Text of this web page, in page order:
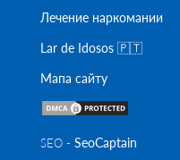
Лечение наркомании
Lar de Idosos 🇵🇹
Мапа сайту
SEO - SeoСaptain